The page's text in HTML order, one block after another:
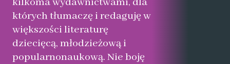
których tłumaczę i redaguję w
większości literaturę
dziecięcą, młodzieżową i
popularnonaukową. Nie boję